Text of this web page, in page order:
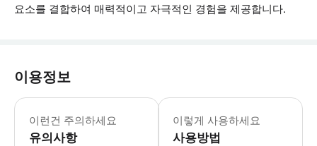
요소를 결합하여 매력적이고 자극적인 경험을 제공합니다.
이용정보
이런건 주의하세요
유의사항
최대 학생 수는 교수자 1명당 2명으
이렇게 사용하세요
사용방법